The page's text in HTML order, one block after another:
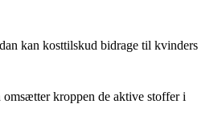
kan kosttilskud bidrage til kvinders
kroppen de aktive stoffer i